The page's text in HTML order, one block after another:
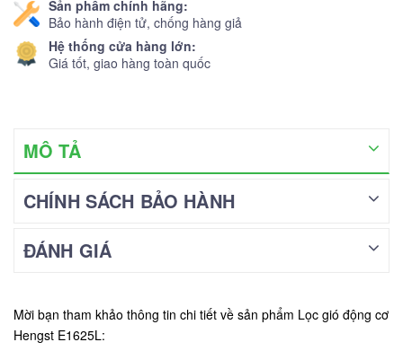
Sản phẩm chính hãng:
Bảo hành điện tử, chống hàng giả
Hệ thống cửa hàng lớn:
Giá tốt, giao hàng toàn quốc
MÔ TẢ
CHÍNH SÁCH BẢO HÀNH
ĐÁNH GIÁ
Mời bạn tham khảo thông tin chi tiết về sản phẩm Lọc gió động cơ
Hengst E1625L: